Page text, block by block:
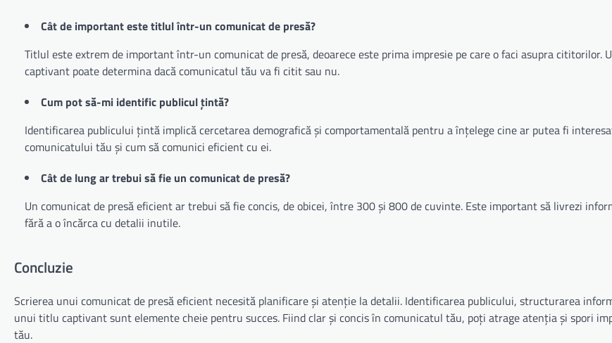
Cât de important este titlul într-un comunicat de presă?
Titlul este extrem de important într-un comunicat de presă, deoarece este prima impresie pe care o faci asupra cititorilor.
captivant poate determina dacă comunicatul tău va fi citit sau nu.
Cum pot să-mi identific publicul țintă?
Identificarea publicului țintă implică cercetarea demografică și comportamentală pentru a înțelege cine ar putea fi
comunicatului tău și cum să comunici eficient cu ei.
Cât de lung ar trebui să fie un comunicat de presă?
Un comunicat de presă eficient ar trebui să fie concis, de obicei, între 300 și 800 de cuvinte. Este important să livrezi
fără a o încărca cu detalii inutile.
Concluzie
Scrierea unui comunicat de presă eficient necesită planificare și atenție la detalii. Identificarea publicului, structurarea
unui titlu captivant sunt elemente cheie pentru succes. Fiind clar și concis în comunicatul tău, poți atrage atenția și spori
tău.